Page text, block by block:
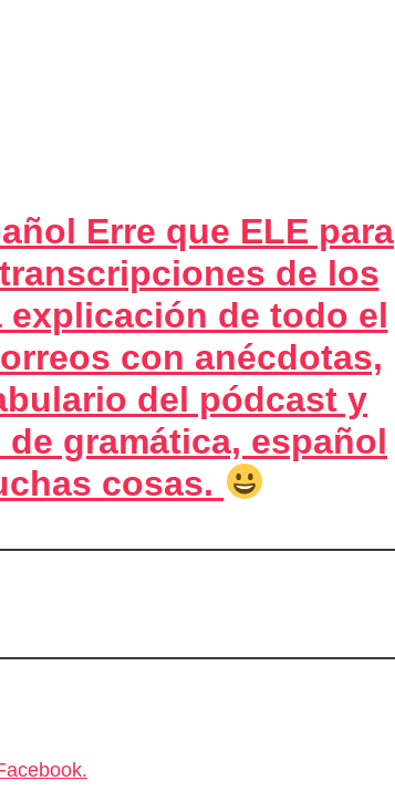
Erre que ELE para
de los
explicación de todo el
con anécdotas,
del pódcast y
gramática, español
cosas.